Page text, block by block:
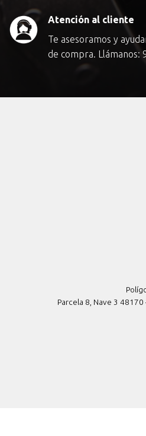
Atención al cliente
Te asesoramos y
de compra. Llámanos:
Parcela 8, Nave 3 48170